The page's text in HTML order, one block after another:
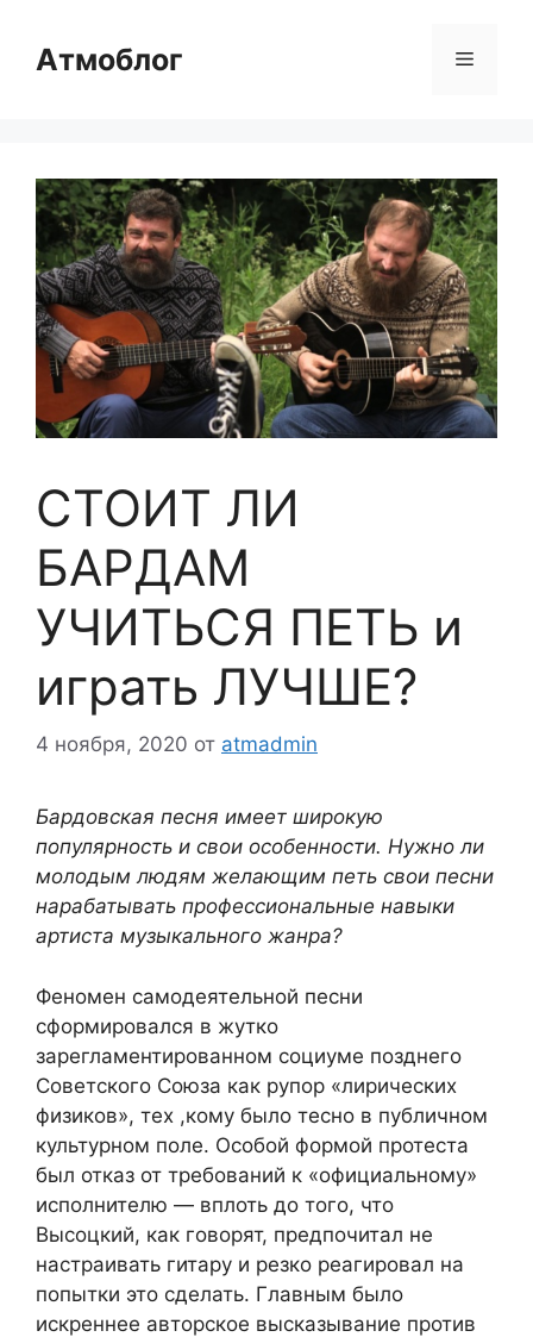
содержимому
Атмоблог Меню
СТОИТ ЛИ
БАРДАМ
УЧИТЬСЯ ПЕТЬ и
играть ЛУЧШЕ?
4 ноября, 2020 от atmadmin
Бардовская песня имеет широкую
популярность и свои особенности. Нужно ли
молодым людям желающим петь свои песни
нарабатывать профессиональные навыки
артиста музыкального жанра?
Феномен самодеятельной песни
сформировался в жутко
зарегламентированном социуме позднего
Советского Союза как рупор «лирических
физиков», тех ,кому было тесно в публичном
культурном поле. Особой формой протеста
был отказ от требований к «официальному»
исполнителю — вплоть до того, что
Высоцкий, как говорят, предпочитал не
настраивать гитару и резко реагировал на
попытки это сделать. Главным было
искреннее авторское высказывание против